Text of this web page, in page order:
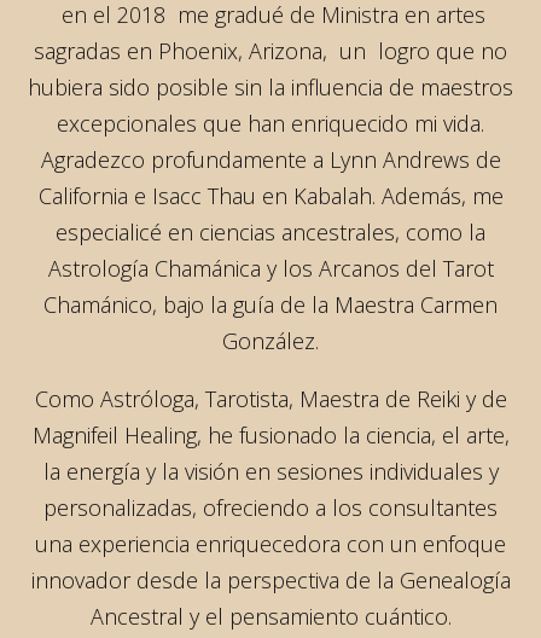
en el 2018 me gradué de Ministra en artes
sagradas en Phoenix, Arizona, un logro que no
hubiera sido posible sin la influencia de maestros
excepcionales que han enriquecido mi vida.
Agradezco profundamente a Lynn Andrews de
California e Isacc Thau en Kabalah. Además, me
especialicé en ciencias ancestrales, como la
Astrología Chamánica y los Arcanos del Tarot
Chamánico, bajo la guía de la Maestra Carmen
González.
Como Astróloga, Tarotista, Maestra de Reiki y de
Magnifeil Healing, he fusionado la ciencia, el arte,
la energía y la visión en sesiones individuales y
personalizadas, ofreciendo a los consultantes
una experiencia enriquecedora con un enfoque
innovador desde la perspectiva de la Genealogía
Ancestral y el pensamiento cuántico.